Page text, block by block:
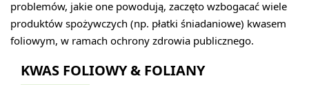
problemów, jakie one powodują, zaczęto wzbogacać wiele
produktów spożywczych (np. płatki śniadaniowe) kwasem
foliowym, w ramach ochrony zdrowia publicznego.
KWAS FOLIOWY & FOLIANY